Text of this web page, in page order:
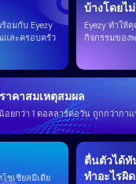
อมกับ Eyezy
ละครอบครัว
บ้างโดยไ
Eyezy ทำใ
กิจกรรมของ
ซเชียลมีเดีย
าคาสมเหตุสมผล
อยกว่า 1 ดอลลาร์ต่อวัน ถูกกว่ากา
ตื่นตัวได้ทั
ทำอะไรผิด